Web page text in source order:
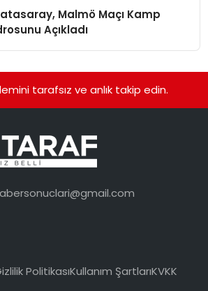
Malmö Maçı Kamp
Açıkladı
tarafsız ve anlık takip edin.
PolitikasıKullanım ŞartlarıKVKK